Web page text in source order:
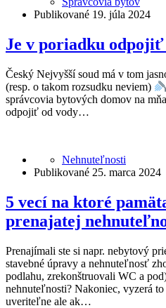
Publikované 19. júla 2024
Je v poriadku odpojiť
Český Nejvyšší soud má v tom
(resp. o takom rozsudku neviem)
správcovia bytových domov na
odpojiť od vody…
Nehnuteľnosti
Publikované 25. marca 2024
5 vecí na ktoré
prenajatej
Prenajímali ste si napr. nebytový
stavebné úpravy a nehnuteľnosť
podlahu, zrekonštruovali WC a
nehnuteľnosti? Nakoniec, vyzerá
uveriteľne ale ak…